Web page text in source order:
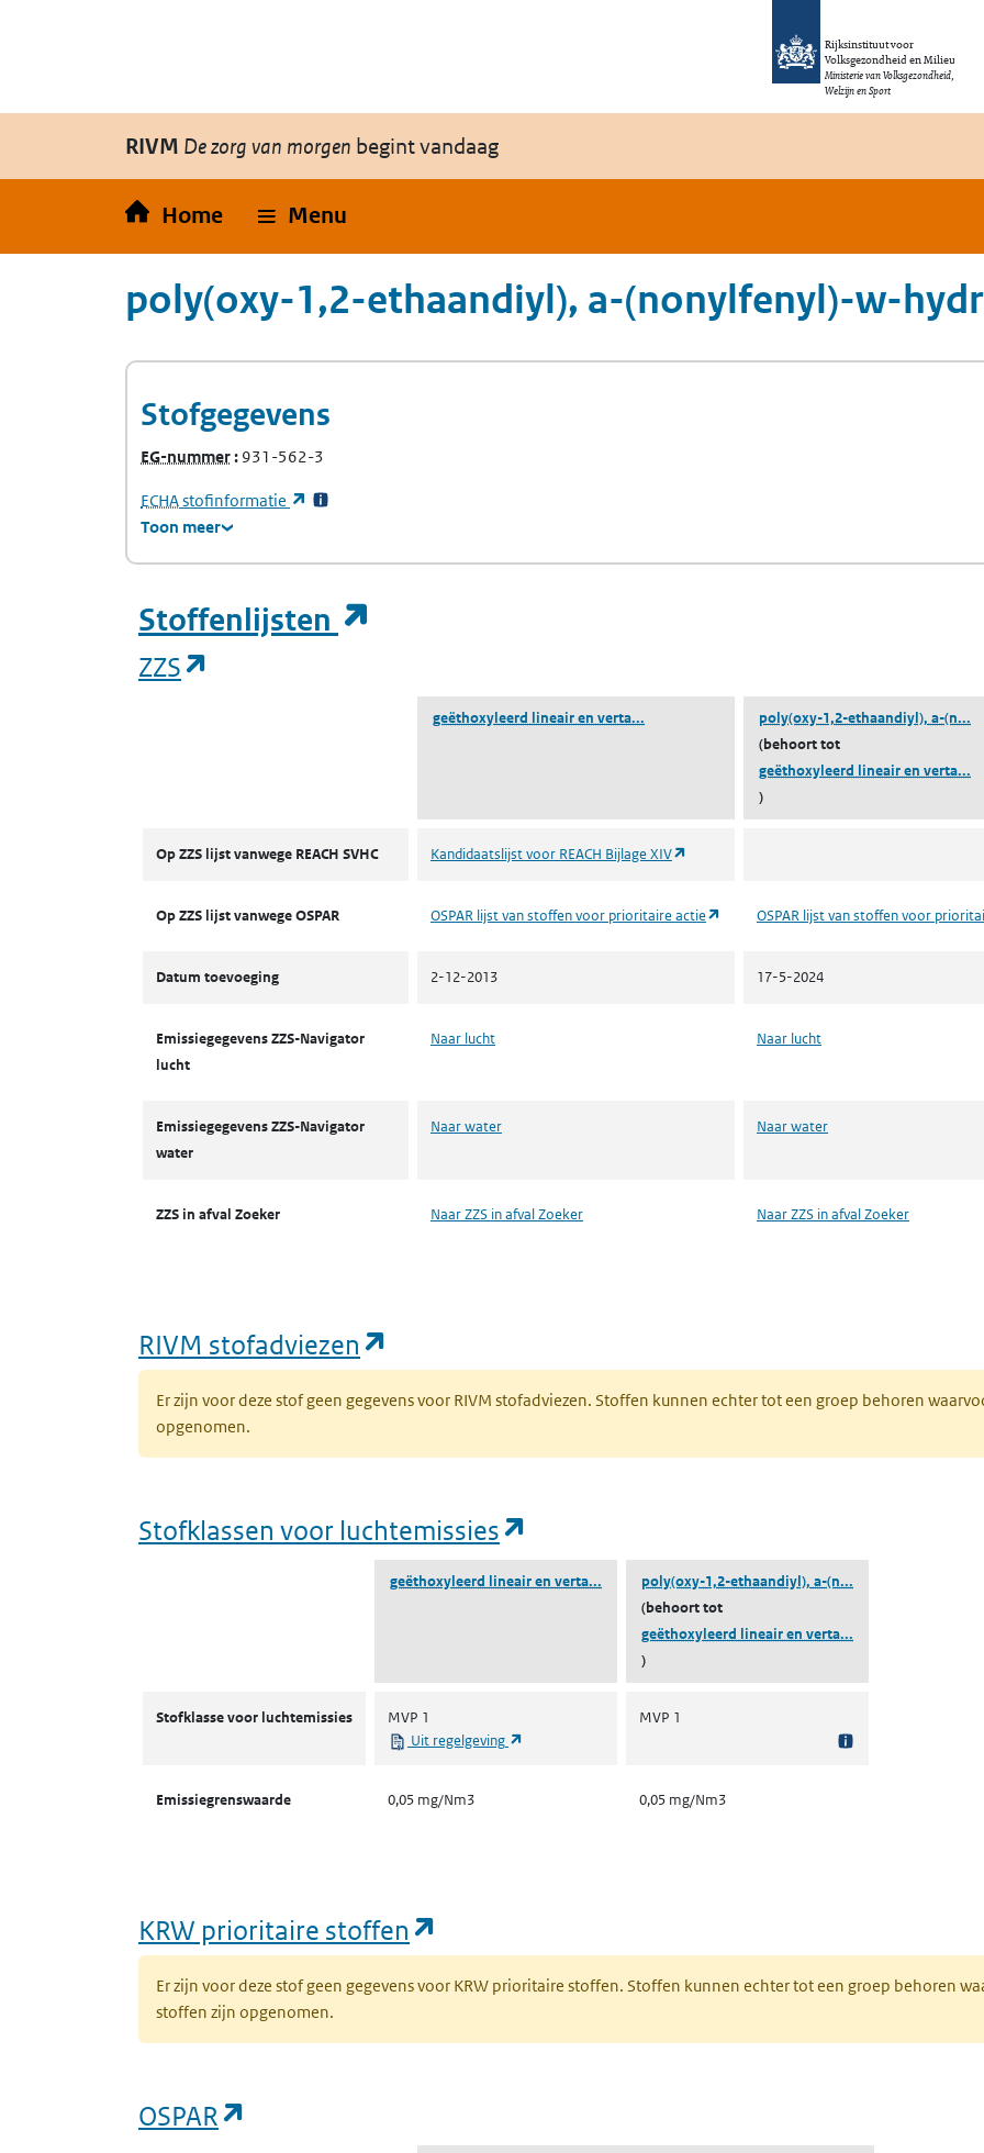
Rijksinstituut voor
Volksgezondheid en Milieu
Ministerie van Volksgezondheid,
Welzijn en Sport
RIVM De zorg van morgen begint vandaag
Home Menu
poly(oxy-1,2-ethaandiyl), a-(nonylfenyl)-w-
Stofgegevens
EG-nummer(Europees Gemeenschap-nummer)
931-562-3
ECHA(Europees Agentschap voor chemische stoffen)
stofinformatie
(opent in een nieuw tabblad)
Toon meer
Stoffenlijsten
ZZS
geëthoxyleerd lineair en verta... (geëthoxyleerd lineair en vertakt 4-nonylfenol)
poly(oxy-1,2-ethaandiyl), a-(n...
(behoort tot
geëthoxyleerd lineair en verta...
)
Op ZZS lijst vanwege REACH SVHC Kandidaatslijst voor REACH Bijlage XIV
Op ZZS lijst vanwege OSPAR OSPAR lijst van stoffen voor prioritaire actie (opent in een nieuw tabblad)
OSPAR lijst van stoffen voor
Datum toevoeging 2-12-2013 17-5-2024
Emissiegegevens ZZS-Navigator
lucht
Naar lucht Naar lucht
Emissiegegevens ZZS-Navigator
water
Naar water Naar water
ZZS in afval Zoeker Naar ZZS in afval Zoeker Naar ZZS in afval Zoeker
RIVM stofadviezen
Er zijn voor deze stof geen gegevens voor RIVM stofadviezen. Stoffen kunnen echter tot een groep behoren
opgenomen.
Stofklassen voor luchtemissies
geëthoxyleerd lineair en verta... (geëthoxyleerd lineair en vertakt 4-nonylfenol)
poly(oxy-1,2-ethaandiyl), a-(n...
(behoort tot
geëthoxyleerd lineair en verta...
)
Stofklasse voor luchtemissies
MVP 1
Uit regelgeving
MVP 1
Emissiegrenswaarde 0,05 mg/Nm3 0,05 mg/Nm3
KRW prioritaire stoffen
Er zijn voor deze stof geen gegevens voor KRW prioritaire stoffen. Stoffen kunnen echter tot een groep behoren
stoffen zijn opgenomen.
OSPAR